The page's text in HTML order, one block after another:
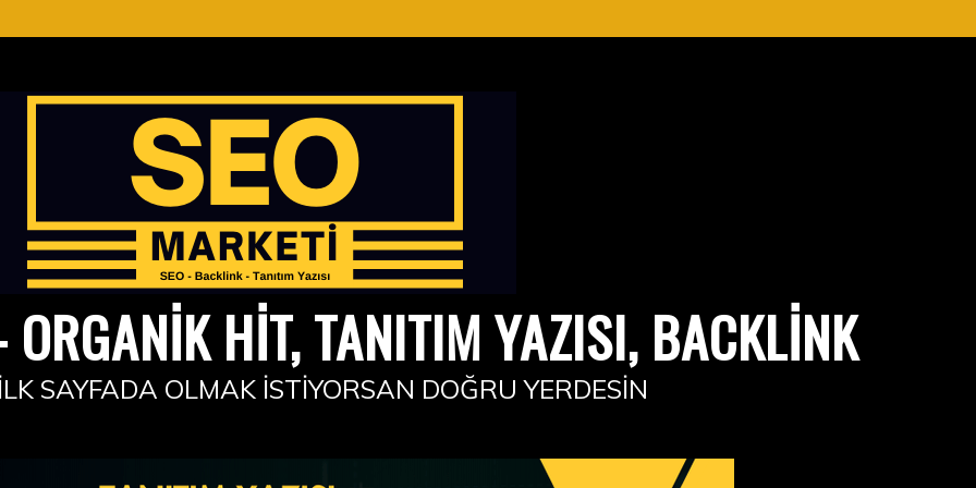
ORGANIK HIT, TANITIM YAZISI, BACKLINK
SAYFADA OLMAK İSTIYORSAN DOĞRU YERDESIN